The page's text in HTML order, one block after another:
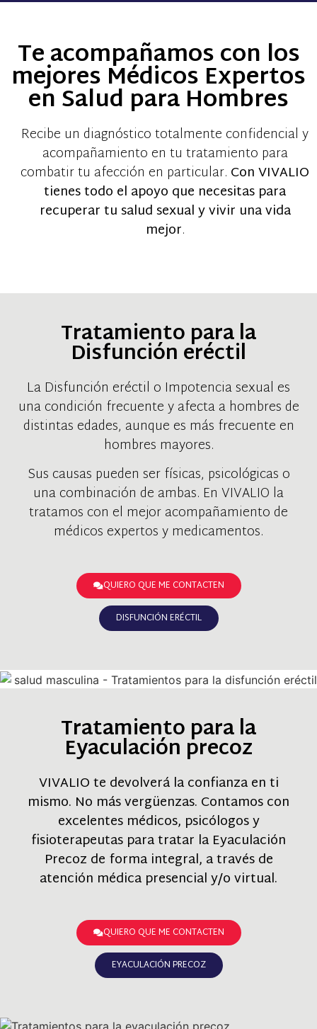
Te acompañamos con los
mejores Médicos Expertos
en Salud para Hombres
Recibe un diagnóstico totalmente confidencial y
acompañamiento en tu tratamiento para
combatir tu afección en particular. Con VIVALIO
tienes todo el apoyo que necesitas para
recuperar tu salud sexual y vivir una vida
mejor.
Tratamiento para la
Disfunción eréctil
La Disfunción eréctil o Impotencia sexual es
una condición frecuente y afecta a hombres de
distintas edades, aunque es más frecuente en
hombres mayores.
Sus causas pueden ser físicas, psicológicas o
una combinación de ambas. En VIVALIO la
tratamos con el mejor acompañamiento de
médicos expertos y medicamentos.
QUIERO QUE ME CONTACTEN
DISFUNCIÓN ERÉCTIL​
Tratamiento para la
Eyaculación precoz
VIVALIO te devolverá la confianza en ti
mismo. No más vergüenzas. Contamos con
excelentes médicos, psicólogos y
fisioterapeutas para tratar la Eyaculación
Precoz de forma integral, a través de
atención médica presencial y/o virtual.
QUIERO QUE ME CONTACTEN
EYACULACIÓN PRECOZ​